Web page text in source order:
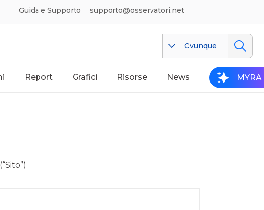
Guida e Supporto supporto@osservatori.net
Ovunque
Report Grafici Risorse News MYRA
(“Sito”)